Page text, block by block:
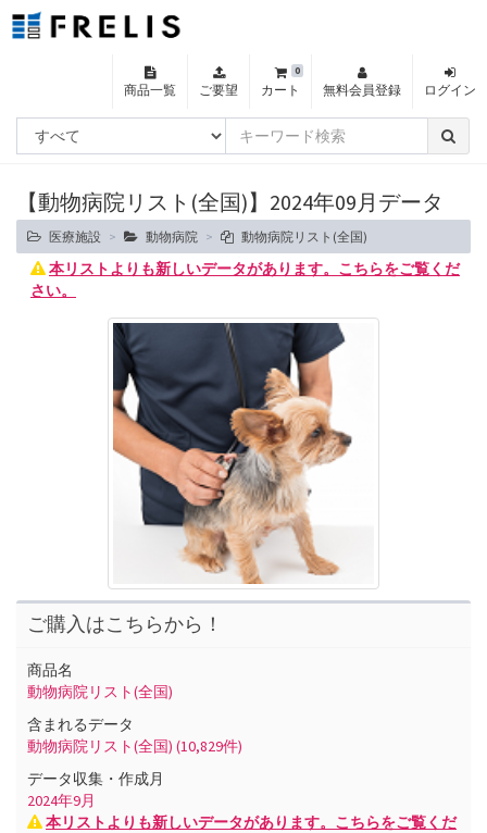
商品一覧 ご要望 カート
0
無料会員登録 ログイン
【動物病院リスト(全国)】2024年09月データ
医療施設 動物病院 動物病院リスト(全国)
本リストよりも新しいデータがあります。こちらをご覧くだ
さい。
ご購入はこちらから！
商品名
動物病院リスト(全国)
含まれるデータ
動物病院リスト(全国) (10,829件)
データ収集・作成月
2024年9月
本リストよりも新しいデータがあります。こちらをご覧くだ